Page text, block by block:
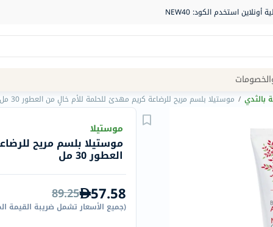
Navigation
الصيدلية
الماركات
Humantara
carroten
بالثدي / موستيلا بلسم مريح للرضاعة كريم مهدئ للحلمة للأم خالٍ من العطور 30 مل
موستيلا
موستيلا بلسم مريح
العطور 30 مل
57.58
89.25
(جميع الأسعار تشمل ضريبة القيمة